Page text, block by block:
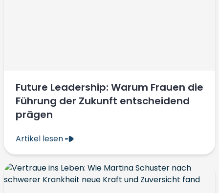
Future Leadership: Warum Frauen die
Führung der Zukunft entscheidend
prägen
Artikel lesen